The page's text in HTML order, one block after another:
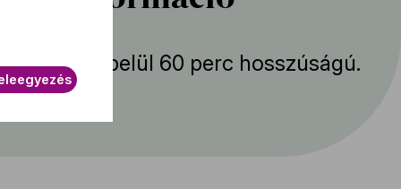
körülbelül 60 perc hosszúságú.